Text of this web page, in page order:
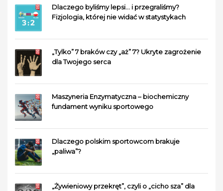
Dlaczego byliśmy lepsi… i przegraliśmy?
Fizjologia, której nie widać w statystykach
„Tylko” 7 braków czy „aż” 7? Ukryte zagrożenie
dla Twojego serca
Maszyneria Enzymatyczna – biochemiczny
fundament wyniku sportowego
Dlaczego polskim sportowcom brakuje
„paliwa”?
„Żywieniowy przekręt”, czyli o „cicho sza” dla